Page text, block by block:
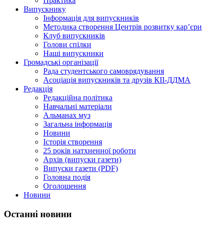
Випускнику
Інформація для випускників
Методика створення Центрів розвитку кар’єри
Клуб випускників
Голови спілки
Наші випускники
Громадські організації
Рада студентського самоврядування
Асоціація випускників та друзів КІІ-ДДМА
Редакція
Редакційна політика
Навчальні матеріали
Альманах муз
Загальна інформація
Новини
Історія створення
25 років натхненної роботи
Архів (випуски газети)
Випуски газети (PDF)
Головна подія
Оголошення
Новини
Останні новини